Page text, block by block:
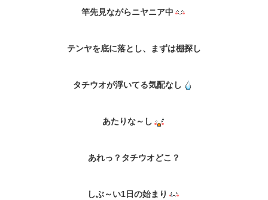
竿先見ながらニヤニア中
テンヤを底に落とし、まずは棚探し
タチウオが浮いてる気配なし
あたりな～し
あれっ？タチウオどこ？
しぶ～い1日の始まり